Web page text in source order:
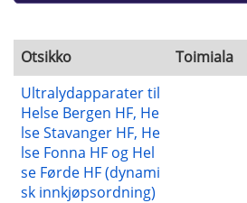
Otsikko Toimiala
Ultralydapparater til
Helse Bergen HF, He
lse Stavanger HF, He
lse Fonna HF og Hel
se Førde HF (dynami
sk innkjøpsordning)